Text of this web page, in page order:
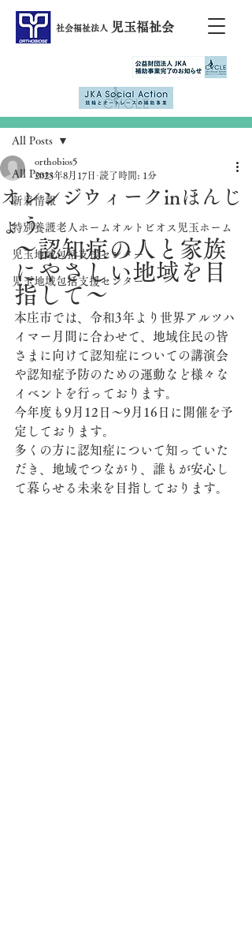
社会福祉法人 児玉福祉会
All Posts
新着情報
特別養護老人ホームオルトビオス児玉ホーム
児玉地域包括支援センター
児玉地域包括支援センター
All Posts
オレンジウィークinほんじ
ょう
orthobios5
2023年8月17日 読了時間: 1分
～認知症の人と家族
にやさしい地域を目
指して～
本庄市では、令和3年より世界アルツハ
イマー月間に合わせて、地域住民の皆
さまに向けて認知症についての講演会
や認知症予防のための運動など様々な
イベントを行っております。
今年度も9月12日～9月16日に開催を予
定しております。
多くの方に認知症について知っていた
だき、地域でつながり、誰もが安心し
て暮らせる未来を目指しております。